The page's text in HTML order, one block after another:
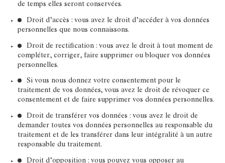
de temps elles seront conservées.
Droit d’accès : vous avez le droit d’accéder à vos données
personnelles que nous connaissons.
Droit de rectification : vous avez le droit à tout moment de
compléter, corriger, faire supprimer ou bloquer vos données
personnelles.
Si vous nous donnez votre consentement pour le
traitement de vos données, vous avez le droit de révoquer ce
consentement et de faire supprimer vos données personnelles.
Droit de transférer vos données : vous avez le droit de
demander toutes vos données personnelles au responsable du
traitement et de les transférer dans leur intégralité à un autre
responsable du traitement.
Droit d’opposition : vous pouvez vous opposer au